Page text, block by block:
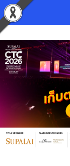
Skip
to
content
Search
for: